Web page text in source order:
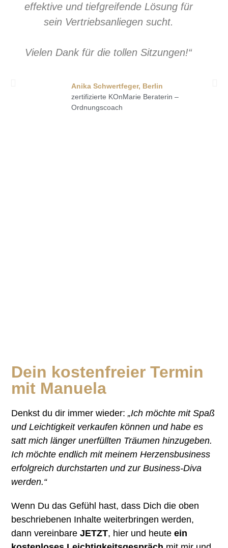
effektive und tiefgreifende Lösung für
sein Vertriebsanliegen sucht.
Vielen Dank für die tollen Sitzungen!“
Anika Schwertfeger, Berlin
zertifizierte KOnMarie Beraterin –
Ordnungscoach
Dein kostenfreier Termin
mit Manuela
Denkst du dir immer wieder:„Ich möchte mit Spaß
und Leichtigkeit verkaufen können und habe es
satt mich länger unerfüllten Träumen hinzugeben.
Ich möchte endlich mit meinem Herzensbusiness
erfolgreich durchstarten und zur Business-Diva
werden.“
Wenn Du das Gefühl hast, dass Dich die oben
beschriebenen Inhalte weiterbringen werden,
dann vereinbareJETZT, hier und heuteein